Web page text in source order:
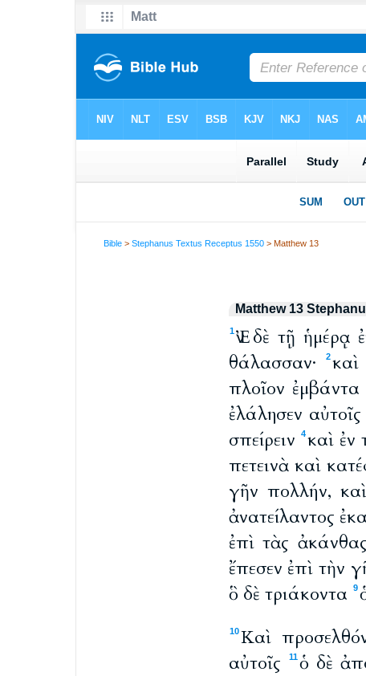
Bible >Stephanus Textus Receptus 1550 > Matthew 13
Matthew 13
1 Ἐν δὲ τῇ ἡμέρᾳ
θάλασσαν·
2
πλοῖον
ἐλάλησεν
σπείρειν
4 καὶ ἐν
πετεινὰ καὶ
γῆν πολλήν,
ἀνατείλαντος
ἐπὶ τὰς
ἔπεσεν ἐπὶ τὴν
ὃ δὲ τριάκοντα
9
10 Καὶ
αὐτοῖς
11ὁ δὲ